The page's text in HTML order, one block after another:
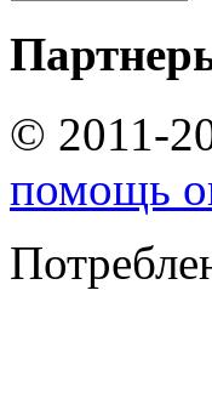
© 2011-
помощь